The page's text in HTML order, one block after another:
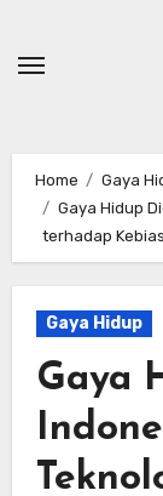
Home
Gaya
Gaya Hidup
terhadap
Gaya Hidup
Gaya